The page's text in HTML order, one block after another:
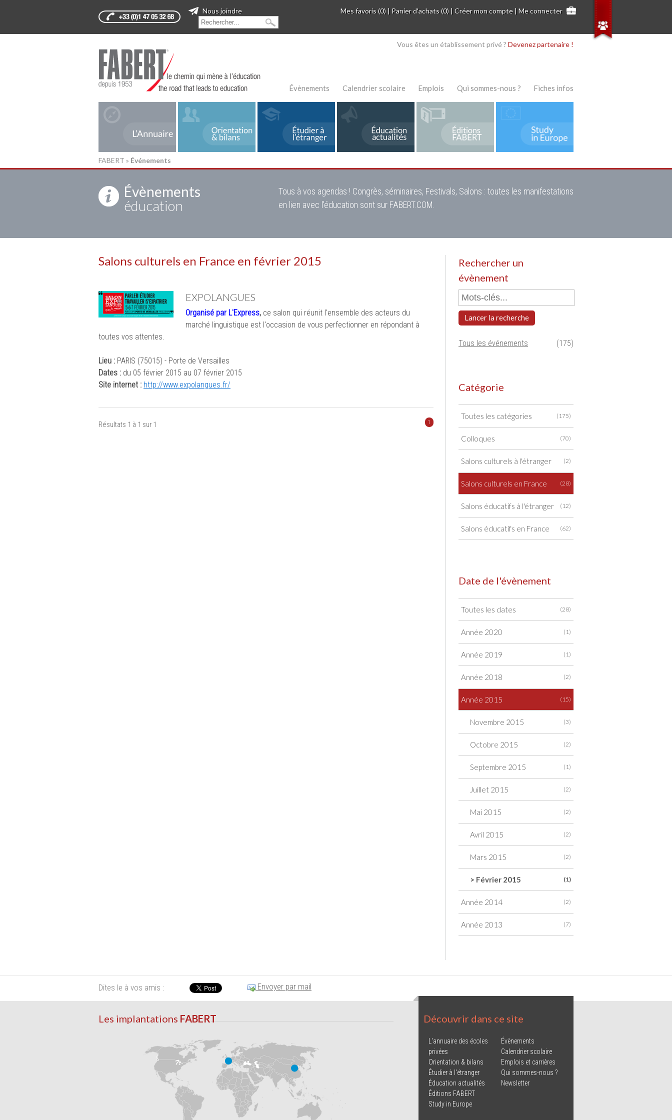
Mes favoris (0) | Panier d'achats (0) |Créer mon compte |Me connecter
Nous joindre
Vous êtes un établissement privé ? Devenez partenaire !
Évènements Calendrier scolaire Emplois Qui sommes-nous ? Fiches infos
FABERT » Événements
Évènements
éducation
Tous à vos agendas ! Congrès, séminaires, Festivals, Salons : toutes les manifestations
en lien avec l'éducation sont sur FABERT.COM.
Salons culturels en France en février 2015
EXPOLANGUES
Organisé par L'Express, ce salon qui réunit l'ensemble des acteurs du
marché linguistique est l'occasion de vous perfectionner en répondant à
toutes vos attentes.
Lieu : PARIS (75015) - Porte de Versailles
Dates : du 05 février 2015 au 07 février 2015
Site internet : http://www.expolangues.fr/
Résultats 1 à 1 sur 1 1
Rechercher un
évènement
Lancer la recherche
(175)
Tous les événements
Catégorie
(175)
Toutes les catégories
(70)
Colloques
(2)
Salons culturels à l'étranger
(28)
Salons culturels en France
(12)
Salons éducatifs à l'étranger
(62)
Salons éducatifs en France
Date de l'évènement
(28)
Toutes les dates
(1)
Année 2020
(1)
Année 2019
(2)
Année 2018
(15)
Année 2015
(3)
Novembre 2015
(2)
Octobre 2015
(1)
Septembre 2015
(2)
Juillet 2015
(2)
Mai 2015
(2)
Avril 2015
(2)
Mars 2015
> (1)
Février 2015
(2)
Année 2014
(7)
Année 2013
Dites le à vos amis : Envoyer par mail
Les implantations FABERT Découvrir dans ce site
L'annuaire des écoles
privées
Orientation & bilans
Étudier à l'étranger
Éducation actualités
Éditions FABERT
Study in Europe
Évènements
Calendrier scolaire
Emplois et carrières
Qui sommes-nous ?
Newsletter